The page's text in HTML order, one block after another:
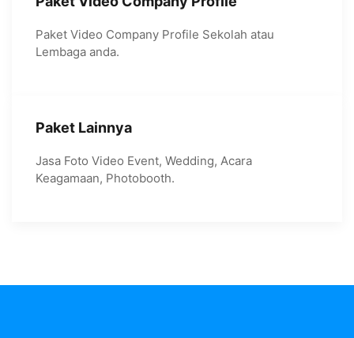
Paket Video Company Profile Sekolah atau
Lembaga anda.
Paket Lainnya
Jasa Foto Video Event, Wedding, Acara
Keagamaan, Photobooth.